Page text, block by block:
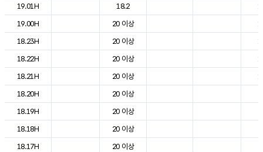
19.01H
18.2
19.00H
20 이상
18.23H
20 이상
18.22H
20 이상
18.21H
20 이상
18.20H
20 이상
18.19H
20 이상
18.18H
20 이상
18.17H
20 이상